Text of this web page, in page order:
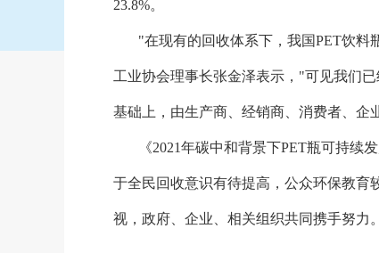
23.8%。
"在现有的回收体系下，我国PET饮料
工业协会理事长张金泽表示，"可见我们
基础上，由生产商、经销商、消费者、企
《2021年碳中和背景下PET瓶可持续
于全民回收意识有待提高，公众环保教育
视，政府、企业、相关组织共同携手努力。